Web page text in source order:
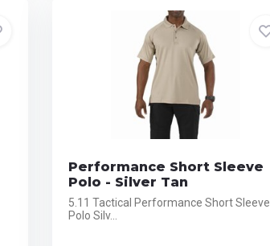
Performance Short Sleeve
Polo - Silver Tan
5.11 Tactical Performance Short Sleeve
Polo Silv...